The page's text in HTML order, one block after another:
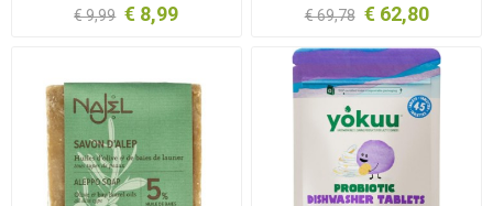
€ 9,99 € 8,99 € 69,78 € 62,80